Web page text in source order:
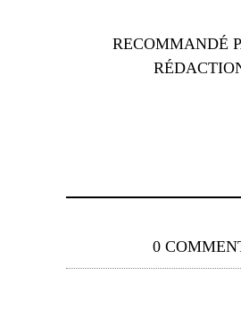
RECOMMANDÉ
0